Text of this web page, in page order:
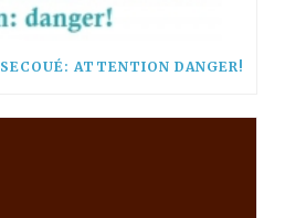
ATTENTION DANGER!